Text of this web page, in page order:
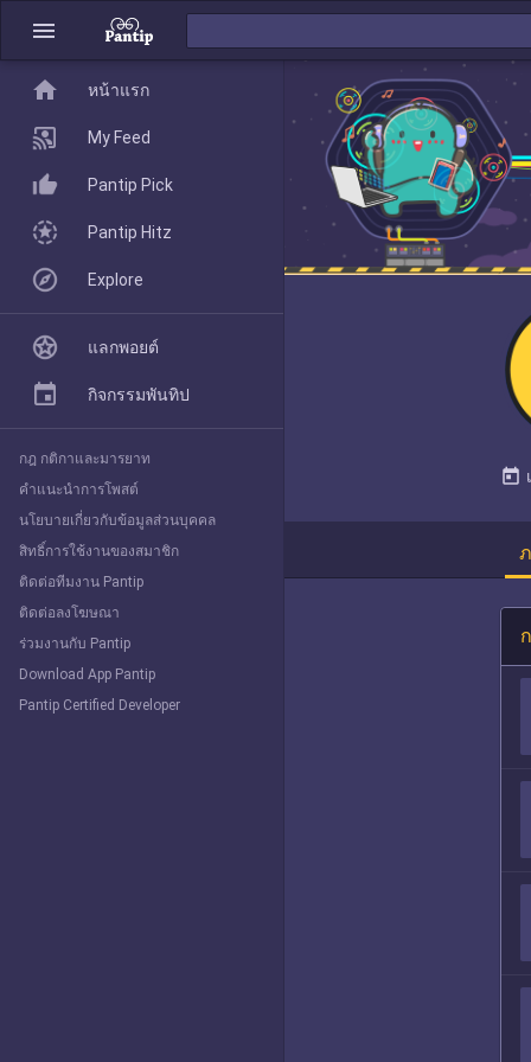
menu
today
home
Pantip Pick
Explore
home หน้าแรก
My Feed
Pantip Pick
Pantip Hitz
Explore
แลกพอยต์
กิจกรรมพันทิป
กฎ กติกาและมารยาท
คำแนะนำการโพสต์
นโยบายเกี่ยวกับข้อมูลส่วนบุคคล
สิทธิ์การใช้งานของสมาชิก
ติดต่อทีมงาน Pantip
ติดต่อลงโฆษณา
ร่วมงานกับ Pantip
Download App Pantip
Pantip Certified Developer